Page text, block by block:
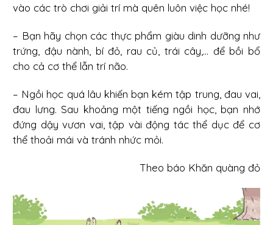
vào các trò chơi giải trí mà quên luôn việc học nhé!
– Bạn hãy chọn các thực phẩm giàu dinh dưỡng như
trứng, đậu nành, bí đỏ, rau củ, trái cây,... để bồi bổ
cho cả cơ thể lẫn trí não.
– Ngồi học quá lâu khiến bạn kém tập trung, đau vai,
đau lưng. Sau khoảng một tiếng ngồi học, bạn nhớ
đứng dậy vươn vai, tập vài động tác thể dục để cơ
thể thoải mái và tránh nhức mỏi.
Theo báo Khăn quàng đỏ